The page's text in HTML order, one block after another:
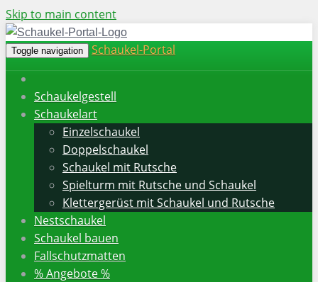
Skip to main content
Toggle navigation Schaukel-Portal
Schaukelgestell
Schaukelart
Einzelschaukel
Doppelschaukel
Schaukel mit Rutsche
Spielturm mit Rutsche und Schaukel
Klettergerüst mit Schaukel und Rutsche
Nestschaukel
Schaukel bauen
Fallschutzmatten
% Angebote %